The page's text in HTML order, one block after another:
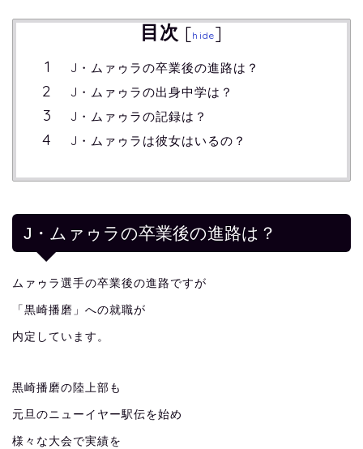
目次 [hide]
J・ムァゥラの卒業後の進路は？
J・ムァゥラの出身中学は？
J・ムァゥラの記録は？
J・ムァゥラは彼女はいるの？
J・ムァゥラの卒業後の進路は？
ムァゥラ選手の卒業後の進路ですが
「黒崎播磨」への就職が
内定しています。
黒崎播磨の陸上部も
元旦のニューイヤー駅伝を始め
様々な大会で実績を